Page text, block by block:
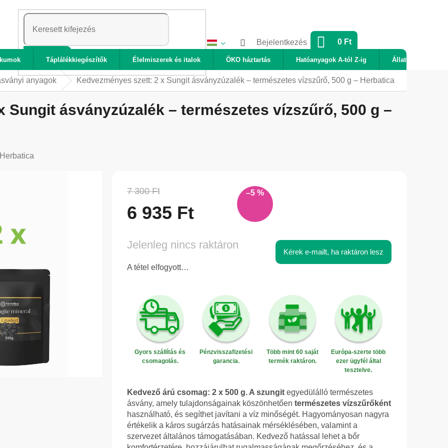
KERESÉS
Bejelentkezés KOSÁR
0 Ft
Táplálékkiegészítők Élelmiszerek és italok ÖKO háztartás Hatóanyagok A-tól Z-ig Állatok
anyagok Kedvezményes szett: 2 x Sungit ásványzúzalék – természetes vízszűrő, 500 g – Herbatica
Sungit ásványzúzalék – természetes vízszűrő, 500 g –
Herbatica
7 300 Ft –5 %
6 935 Ft
Jelenleg nincs raktáron
Kérek e-mailt, ha raktáron lesz
A tétel elfogyott…
Gyors szállítás és
csomagolás.
Pénzvisszafizetési
garancia.
Több mint 60 saját
termék raktáron.
Európa-szerte több
ezer ügyfél által
tesztelve.
Kedvező árú csomag: 2 x 500 g. A szungit egyedülálló természetes
ásvány, amely tulajdonságainak köszönhetően természetes vízszűrőként
használható, és segíthet javítani a víz minőségét. Hagyományosan nagyra
értékelik a káros sugárzás hatásainak mérséklésében, valamint a
szervezet általános támogatásában. Kedvező hatással lehet a bőr